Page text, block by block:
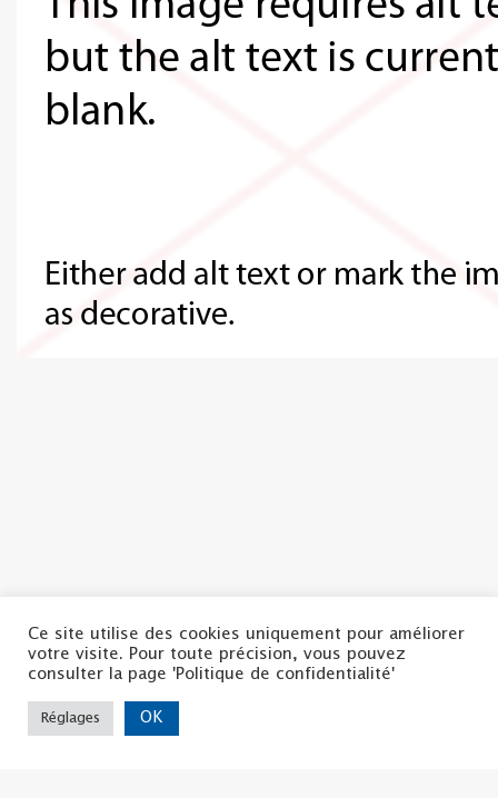
Politique de confidentialité
Mentions légales
Copyright ©2022 | La CSF
Ce site utilise des cookies uniquement pour améliorer
votre visite. Pour toute précision, vous pouvez
consulter la page 'Politique de confidentialité'
Réglages OK